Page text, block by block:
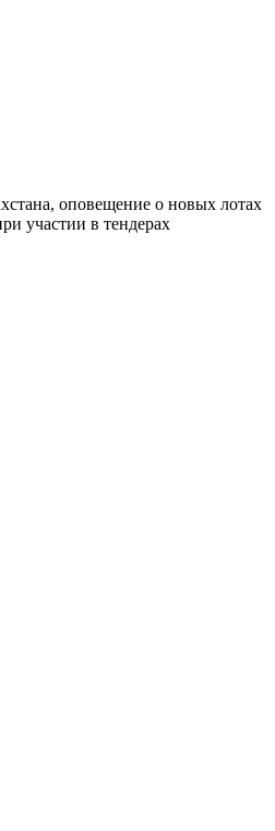
оповещение о новых лотах
участии в тендерах